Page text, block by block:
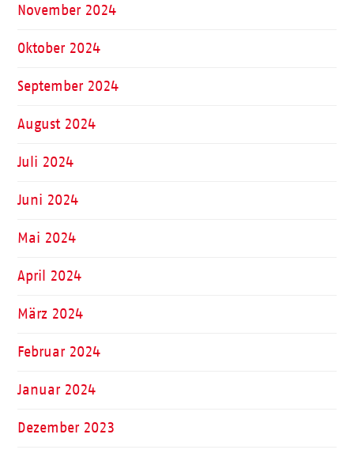
November 2024
Oktober 2024
September 2024
August 2024
Juli 2024
Juni 2024
Mai 2024
April 2024
März 2024
Februar 2024
Januar 2024
Dezember 2023